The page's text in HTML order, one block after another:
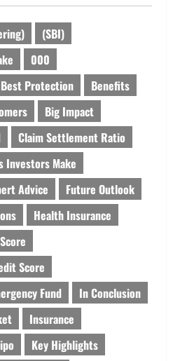
(SBI)
000
Protection
Benefits
Big Impact
Claim Settlement Ratio
Investors Make
Advice
Future Outlook
Health Insurance
Score
Fund
In Conclusion
Insurance
ipo
Key Highlights